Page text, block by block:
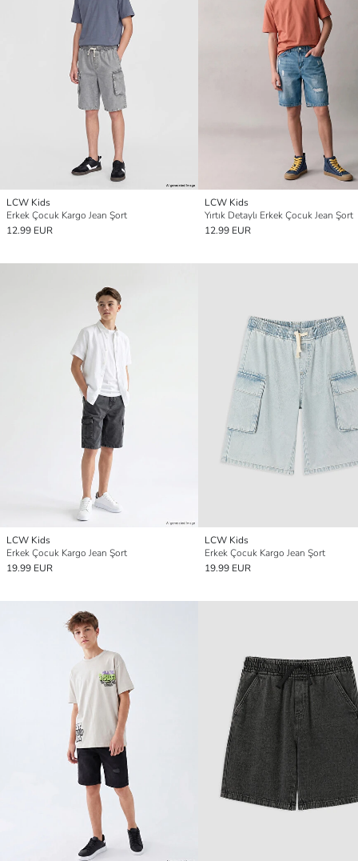
LCW Kids
Erkek Çocuk Kargo Jean Şort
12.99 EUR
LCW Kids
Yırtık Detaylı Erkek Çocuk Jean Şort
12.99 EUR
LCW Kids
Erkek Çocuk Kargo Jean Şort
19.99 EUR
LCW Kids
Erkek Çocuk Kargo Jean Şort
19.99 EUR